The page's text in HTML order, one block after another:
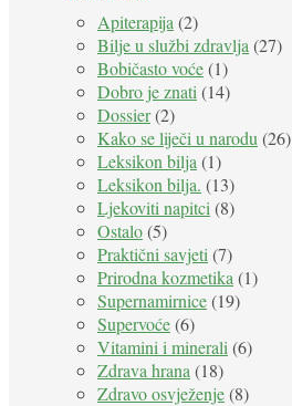
Apiterapija (2)
Bilje u službi zdravlja (27)
Bobičasto voće(1)
Dobro je znati (14)
Dossier(2)
Kako se liječi u narodu (26)
Leksikon bilja (1)
Leksikon bilja. (13)
Ljekoviti napitci (8)
Ostalo(5)
Praktični savjeti (7)
Prirodna kozmetika (1)
Supernamirnice(19)
Supervoće(6)
Vitamini i minerali (6)
Zdrava hrana (18)
Zdravo osvježenje(8)